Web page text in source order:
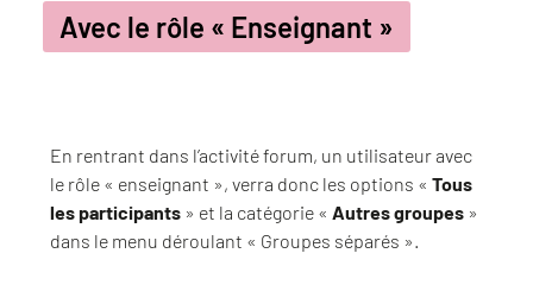
Avec le rôle « Enseignant »
En rentrant dans l’activité forum, un utilisateur avec
le rôle « enseignant », verra donc les options « Tous
les participants » et la catégorie « Autres groupes »
dans le menu déroulant « Groupes séparés ».